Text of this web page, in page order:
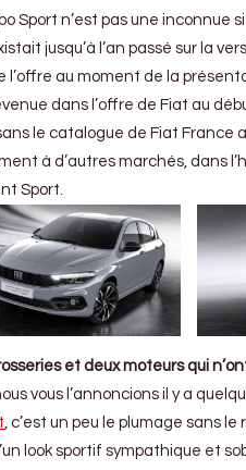
Sport n’est pas une inconnue
jusqu’à l’an passé sur la
l’offre au moment de la
dans l’offre de Fiat au
le catalogue de Fiat France
à d’autres marchés, dans
Sport.
et deux moteurs qui
vous l’annoncions il y a
, c’est un peu le plumage sans le
look sportif sympathique et